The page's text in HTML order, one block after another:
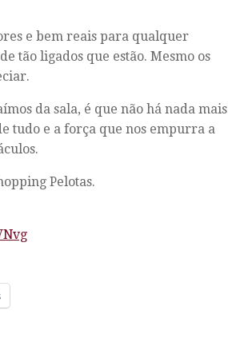
e bem reais para qualquer
tão ligados que estão. Mesmo os
da sala, é que não há nada mais
tudo e a força que nos empurra a
Pelotas.